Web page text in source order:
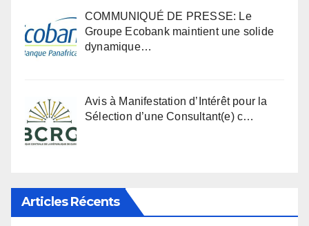
COMMUNIQUÉ DE PRESSE: Le
Groupe Ecobank maintient une solide
dynamique…
Avis à Manifestation d’Intérêt pour la
Sélection d’une Consultant(e) c…
Articles Récents